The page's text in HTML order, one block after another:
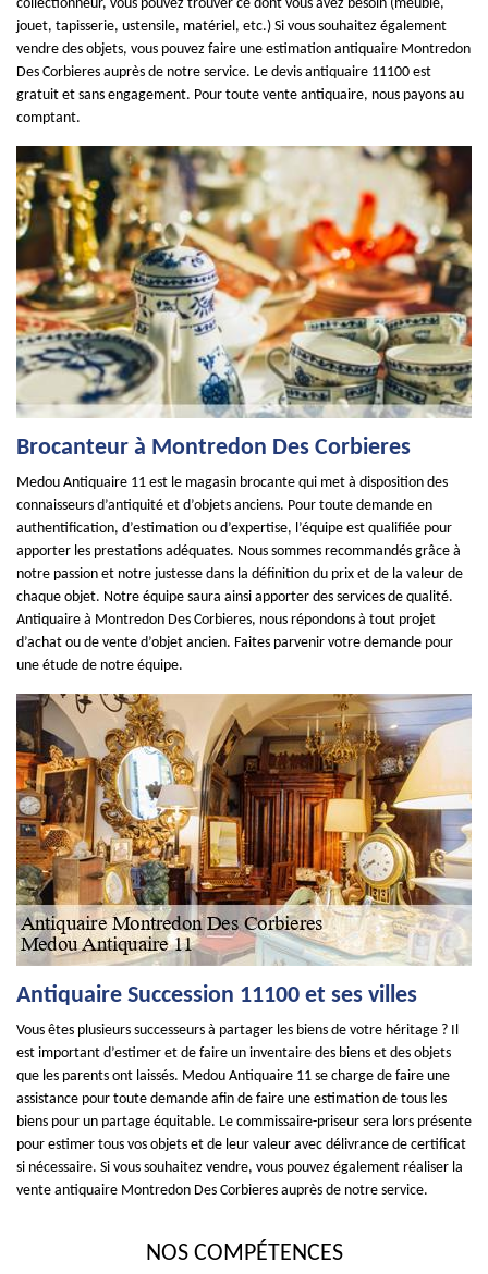
collectionneur, vous pouvez trouver ce dont vous avez besoin (meuble,
jouet, tapisserie, ustensile, matériel, etc.) Si vous souhaitez également
vendre des objets, vous pouvez faire une estimation antiquaire Montredon
Des Corbieres auprès de notre service. Le devis antiquaire 11100 est
gratuit et sans engagement. Pour toute vente antiquaire, nous payons au
comptant.
Brocanteur à Montredon Des Corbieres
Medou Antiquaire 11 est le magasin brocante qui met à disposition des
connaisseurs d’antiquité et d’objets anciens. Pour toute demande en
authentification, d’estimation ou d’expertise, l’équipe est qualifiée pour
apporter les prestations adéquates. Nous sommes recommandés grâce à
notre passion et notre justesse dans la définition du prix et de la valeur de
chaque objet. Notre équipe saura ainsi apporter des services de qualité.
Antiquaire à Montredon Des Corbieres, nous répondons à tout projet
d’achat ou de vente d’objet ancien. Faites parvenir votre demande pour
une étude de notre équipe.
Antiquaire Succession 11100 et ses villes
Vous êtes plusieurs successeurs à partager les biens de votre héritage ? Il
est important d’estimer et de faire un inventaire des biens et des objets
que les parents ont laissés. Medou Antiquaire 11 se charge de faire une
assistance pour toute demande afin de faire une estimation de tous les
biens pour un partage équitable. Le commissaire-priseur sera lors présente
pour estimer tous vos objets et de leur valeur avec délivrance de certificat
si nécessaire. Si vous souhaitez vendre, vous pouvez également réaliser la
vente antiquaire Montredon Des Corbieres auprès de notre service.
NOS COMPÉTENCES